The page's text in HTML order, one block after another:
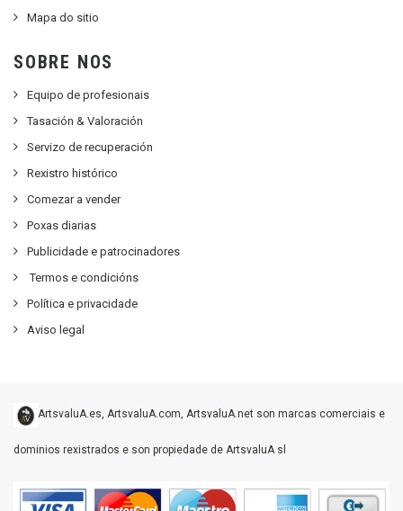
Mapa do sitio
SOBRE NOS
Equipo de profesionais
Tasación & Valoración
Servizo de recuperación
Rexistro histórico
Comezar a vender
Poxas diarias
Publicidade e patrocinadores
Termos e condicións
Política e privacidade
Aviso legal
ArtsvaluA.es, ArtsvaluA.com, ArtsvaluA.net son marcas comerciais e
dominios rexistrados e son propiedade de ArtsvaluA sl